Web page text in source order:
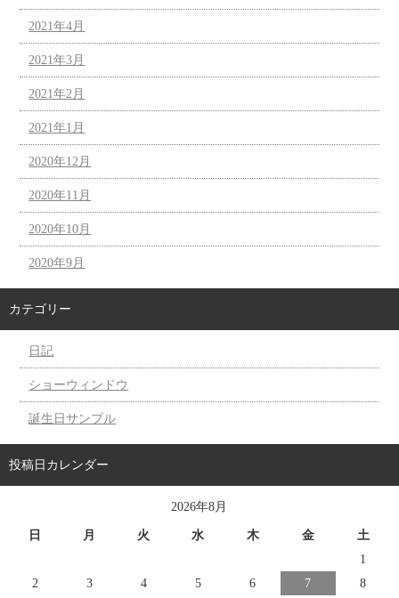
2021年4月
2021年3月
2021年2月
2021年1月
2020年12月
2020年11月
2020年10月
2020年9月
カテゴリー
日記
ショーウィンドウ
誕生日サンプル
投稿日カレンダー
2026年8月
日 月 火 水 木 金
土
1
2
3 4 5 6 7 8